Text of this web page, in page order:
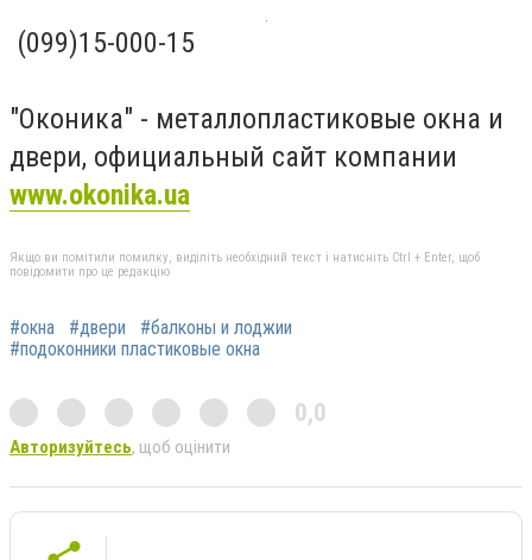
(099)15-000-15
"Оконика" - металлопластиковые окна и
двери, официальный сайт компании
www.okonika.ua
Якщо ви помітили помилку, виділіть необхідний текст і натисніть Ctrl + Enter, щоб
повідомити про це редакцію
#окна #двери
#балконы и лоджии
#подоконники пластиковые окна
0,0
Авторизуйтесь, щоб оцінити